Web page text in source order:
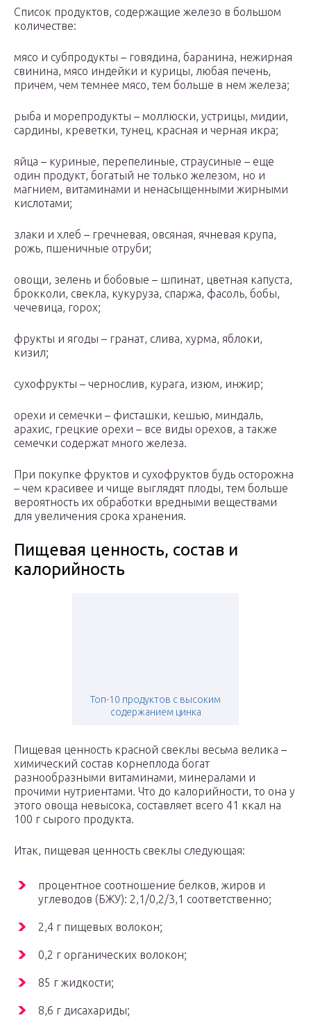
Список продуктов, содержащие железо в большом
количестве:
мясо и субпродукты – говядина, баранина, нежирная
свинина, мясо индейки и курицы, любая печень,
причем, чем темнее мясо, тем больше в нем железа;
рыба и морепродукты – моллюски, устрицы, мидии,
сардины, креветки, тунец, красная и черная икра;
яйца – куриные, перепелиные, страусиные – еще
один продукт, богатый не только железом, но и
магнием, витаминами и ненасыщенными жирными
кислотами;
злаки и хлеб – гречневая, овсяная, ячневая крупа,
рожь, пшеничные отруби;
овощи, зелень и бобовые – шпинат, цветная капуста,
брокколи, свекла, кукуруза, спаржа, фасоль, бобы,
чечевица, горох;
фрукты и ягоды – гранат, слива, хурма, яблоки,
кизил;
сухофрукты – чернослив, курага, изюм, инжир;
орехи и семечки – фисташки, кешью, миндаль,
арахис, грецкие орехи – все виды орехов, а также
семечки содержат много железа.
При покупке фруктов и сухофруктов будь осторожна
– чем красивее и чище выглядят плоды, тем больше
вероятность их обработки вредными веществами
для увеличения срока хранения.
Пищевая ценность, состав и
калорийность
Топ-10 продуктов с высоким
содержанием цинка
Пищевая ценность красной свеклы весьма велика –
химический состав корнеплода богат
разнообразными витаминами, минералами и
прочими нутриентами. Что до калорийности, то она у
этого овоща невысока, составляет всего 41 ккал на
100 г сырого продукта.
Итак, пищевая ценность свеклы следующая:
процентное соотношение белков, жиров и
углеводов (БЖУ): 2,1/0,2/3,1 соответственно;
2,4 г пищевых волокон;
0,2 г органических волокон;
85 г жидкости;
8,6 г дисахариды;